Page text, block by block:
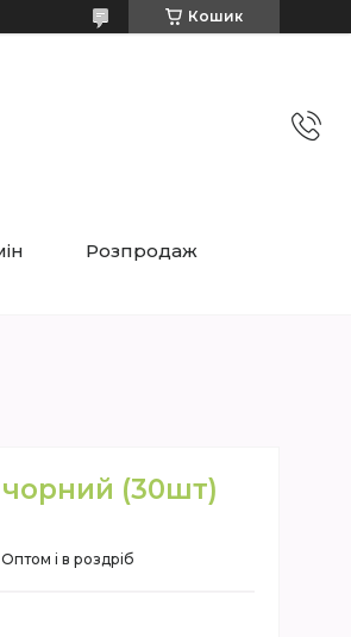
Кошик
Розпродаж
(30шт)
Оптом і в роздріб